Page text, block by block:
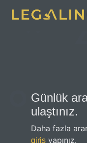
Günlük
ulaştınız.
Daha fazla
giriş yapınız.